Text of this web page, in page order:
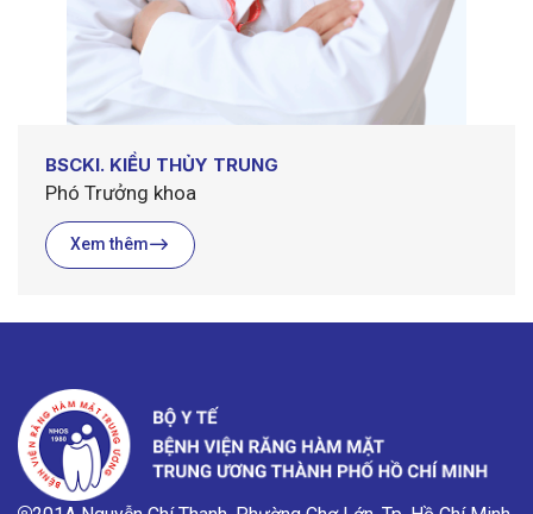
BSCKI. KIỀU THỦY TRUNG
Phó Trưởng khoa
Xem thêm